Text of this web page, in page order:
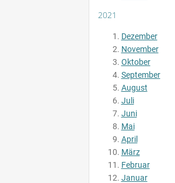
2021
Dezember
November
Oktober
September
August
Juli
Juni
Mai
April
März
Februar
Januar